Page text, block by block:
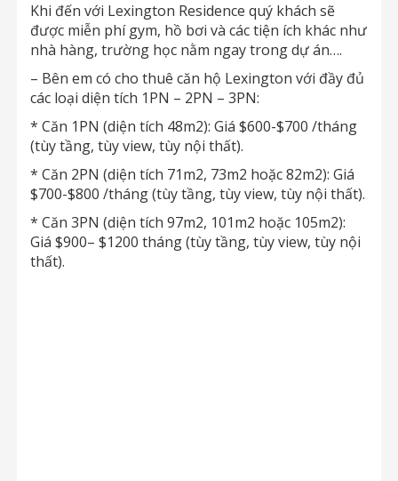
Khi đến với Lexington Residence quý khách sẽ
được miễn phí gym, hồ bơi và các tiện ích khác như
nhà hàng, trường học nằm ngay trong dự án….
– Bên em có cho thuê căn hộ Lexington với đầy đủ
các loại diện tích 1PN – 2PN – 3PN:
* Căn 1PN (diện tích 48m2): Giá $600-$700 /tháng
(tùy tầng, tùy view, tùy nội thất).
* Căn 2PN (diện tích 71m2, 73m2 hoặc 82m2): Giá
$700-$800 /tháng (tùy tầng, tùy view, tùy nội thất).
* Căn 3PN (diện tích 97m2, 101m2 hoặc 105m2):
Giá $900– $1200 tháng (tùy tầng, tùy view, tùy nội
thất).